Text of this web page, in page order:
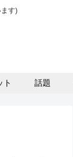
す)
ト 話題